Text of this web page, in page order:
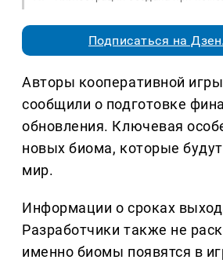
Подписаться на
Авторы кооперативной игры
сообщили о подготовке
обновления. Ключевая
новых биома, которые
мир.
Информации о сроках
Разработчики также не
именно биомы появятся в